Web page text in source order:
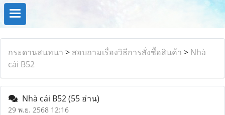
กระดานสนทนา > สอบถามเรื่องวิธีการสั่งซื้อสินค้า > Nhà
cái B52
Nhà cái B52(55 อ่าน)
29 พ.ย. 2568 12:16